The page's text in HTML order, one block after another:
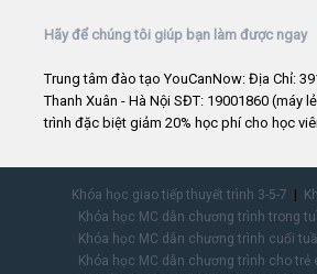
Hãy để chúng tôi giúp bạn làm được ngay
Trung tâm đào tạo YouCanNow: Địa Chỉ:
Thanh Xuân - Hà Nội SĐT: 19001860 (máy
trình đặc biệt giảm 20% học phí cho học
Khóa học giao tiếp thuyết trình 3-5-7
Khóa học MC dẫn chương trình trong
Khóa học MC dẫn chương trình cuối
Khóa học MC dẫn chương trình cho trẻ